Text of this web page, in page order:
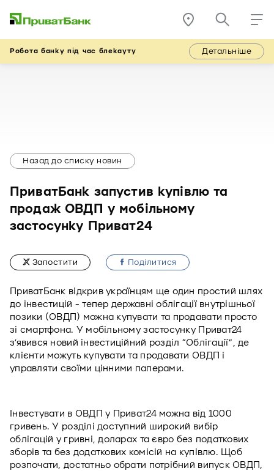
Робота банку під час блекауту Детальніше
Назад до списку новин
ПриватБанк запустив купівлю та
продаж ОВДП у мобільному
застосунку Приват24
Запостити Подiлитися
ПриватБанк відкрив українцям ще один простий шлях
до інвестицій - тепер державні облігації внутрішньої
позики (ОВДП) можна купувати та продавати просто
зі смартфона. У мобільному застосунку Приват24
з’явився новий інвестиційний розділ “Облігації”, де
клієнти можуть купувати та продавати ОВДП і
управляти своїми цінними паперами.
Інвестувати в ОВДП у Приват24 можна від 1000
гривень. У розділі доступний широкий вибір
облігацій у гривні, доларах та євро без податкових
зборів та без додаткових комісій на купівлю. Щоб
розпочати, достатньо обрати потрібний випуск ОВДП,